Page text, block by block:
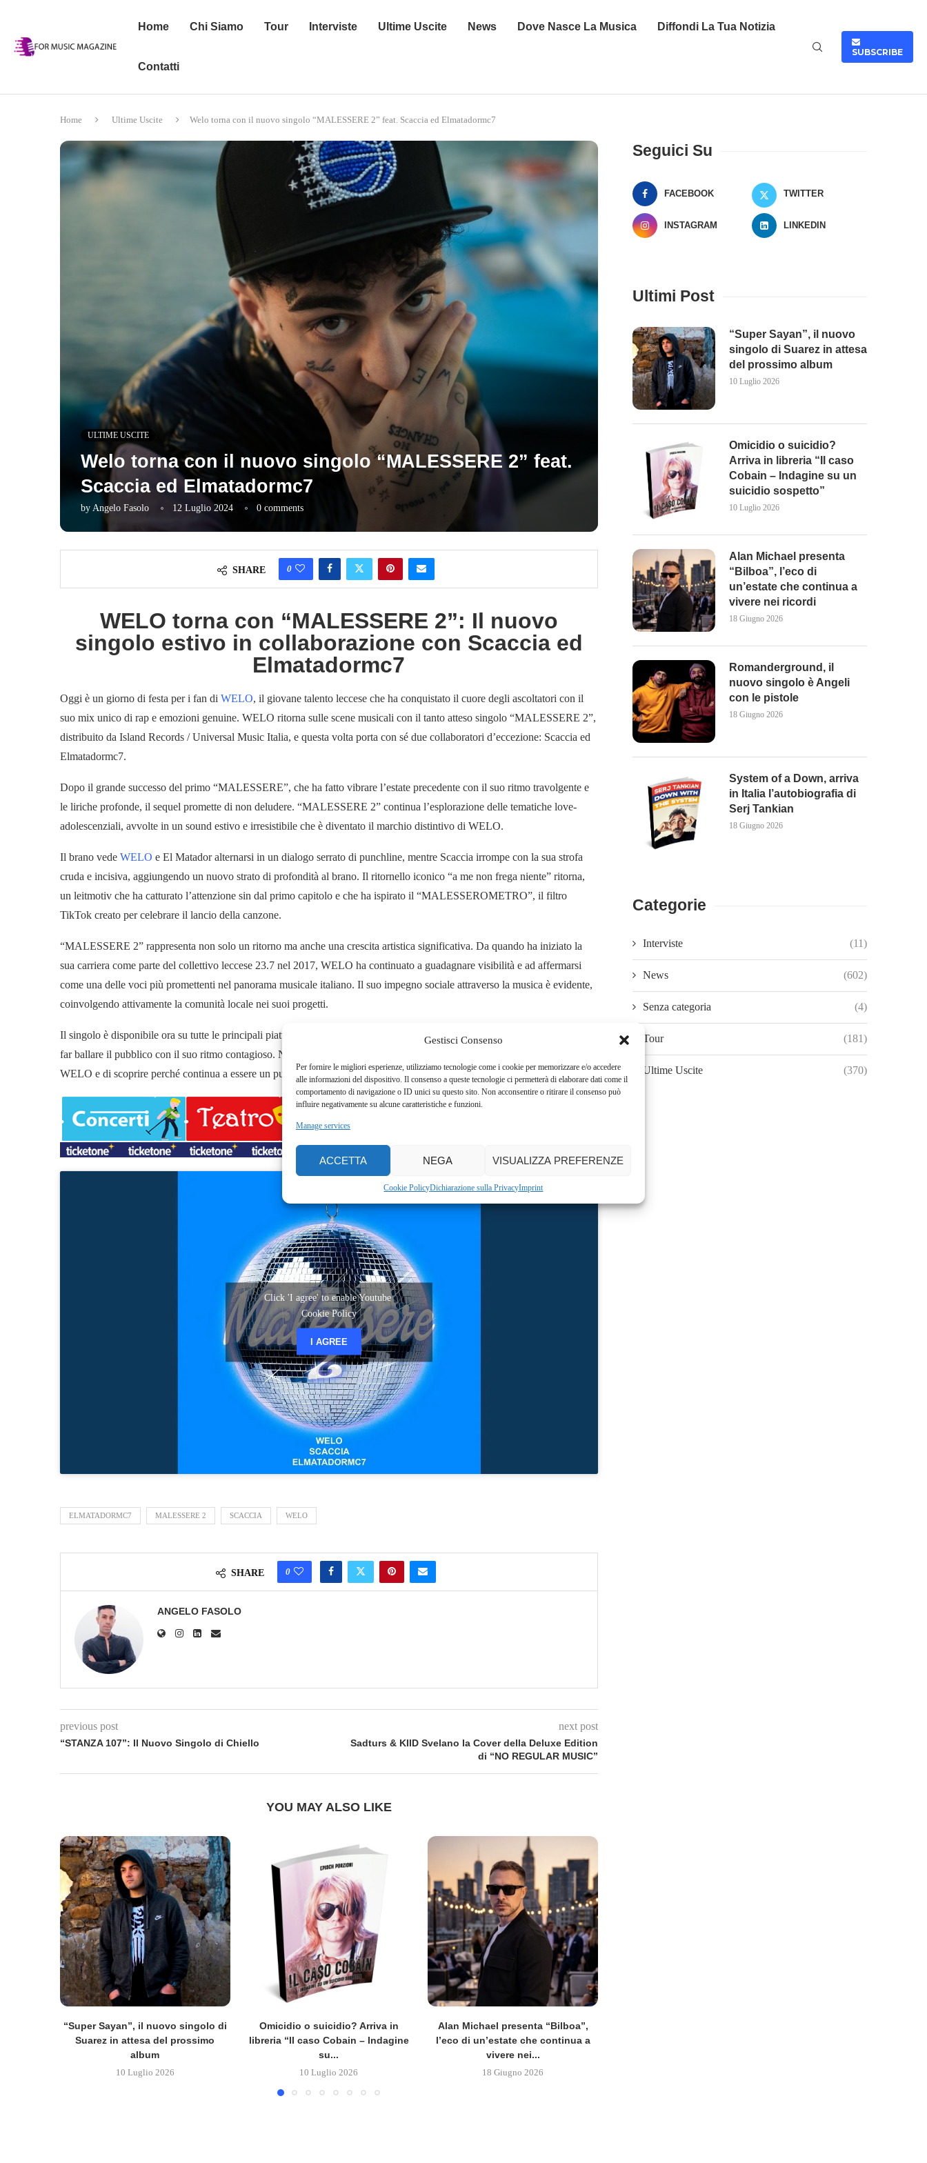
Gestisci Consenso
Per fornire le migliori esperienze, utilizziamo tecnologie come i cookie per memorizzare e/o accedere
alle informazioni del dispositivo. Il consenso a queste tecnologie ci permetterà di elaborare dati come il
comportamento di navigazione o ID unici su questo sito. Non acconsentire o ritirare il consenso può
influire negativamente su alcune caratteristiche e funzioni.
Manage services
ACCETTA NEGA VISUALIZZA PREFERENZE
Cookie PolicyDichiarazione sulla PrivacyImprint
Home Chi Siamo Tour Interviste Ultime Uscite News Dove Nasce La Musica Diffondi La Tua Notizia
Contatti
SUBSCRIBE
Home Ultime Uscite Welo torna con il nuovo singolo “MALESSERE 2” feat. Scaccia ed Elmatadormc7
ULTIME USCITE
Welo torna con il nuovo singolo “MALESSERE 2” feat.
Scaccia ed Elmatadormc7
by Angelo Fasolo 12 Luglio 2024 0 comments
SHARE 0
WELO torna con “MALESSERE 2”: Il nuovo
singolo estivo in collaborazione con Scaccia ed
Elmatadormc7
Oggi è un giorno di festa per i fan di WELO, il giovane talento leccese che ha conquistato il cuore degli ascoltatori con il
suo mix unico di rap e emozioni genuine. WELO ritorna sulle scene musicali con il tanto atteso singolo “MALESSERE 2”,
distribuito da Island Records / Universal Music Italia, e questa volta porta con sé due collaboratori d’eccezione: Scaccia ed
Elmatadormc7.
Dopo il grande successo del primo “MALESSERE”, che ha fatto vibrare l’estate precedente con il suo ritmo travolgente e
le liriche profonde, il sequel promette di non deludere. “MALESSERE 2” continua l’esplorazione delle tematiche love-
adolescenziali, avvolte in un sound estivo e irresistibile che è diventato il marchio distintivo di WELO.
Il brano vede WELO e El Matador alternarsi in un dialogo serrato di punchline, mentre Scaccia irrompe con la sua strofa
cruda e incisiva, aggiungendo un nuovo strato di profondità al brano. Il ritornello iconico “a me non frega niente” ritorna,
un leitmotiv che ha catturato l’attenzione sin dal primo capitolo e che ha ispirato il “MALESSEROMETRO”, il filtro
TikTok creato per celebrare il lancio della canzone.
“MALESSERE 2” rappresenta non solo un ritorno ma anche una crescita artistica significativa. Da quando ha iniziato la
sua carriera come parte del collettivo leccese 23.7 nel 2017, WELO ha continuato a guadagnare visibilità e ad affermarsi
come una delle voci più promettenti nel panorama musicale italiano. Il suo impegno sociale attraverso la musica è evidente,
coinvolgendo attivamente la comunità locale nei suoi progetti.
Il singolo è disponibile ora su tutte le principali piattaforme di streaming musicale, pronto a conquistare le playlist estive e a
far ballare il pubblico con il suo ritmo contagioso. Non perdete l’opportunità di immergervi nell’universo musicale di
WELO e di scoprire perché continua a essere un punto di riferimento per il rap italiano contemporaneo.
Click 'I agree' to enable Youtube
Cookie Policy
I AGREE
ELMATADORMC7 MALESSERE 2 SCACCIA WELO
SHARE 0
ANGELO FASOLO
previous post
“STANZA 107”: Il Nuovo Singolo di Chiello
next post
Sadturs & KIID Svelano la Cover della Deluxe Edition
di “NO REGULAR MUSIC”
YOU MAY ALSO LIKE
“Super Sayan”, il nuovo singolo di
Suarez in attesa del prossimo
album
10 Luglio 2026
Omicidio o suicidio? Arriva in
libreria “Il caso Cobain – Indagine
su...
10 Luglio 2026
Alan Michael presenta “Bilboa”,
l’eco di un’estate che continua a
vivere nei...
18 Giugno 2026
Seguici Su
FACEBOOK TWITTER
INSTAGRAM LINKEDIN
Ultimi Post
“Super Sayan”, il nuovo
singolo di Suarez in attesa
del prossimo album
10 Luglio 2026
Omicidio o suicidio?
Arriva in libreria “Il caso
Cobain – Indagine su un
suicidio sospetto”
10 Luglio 2026
Alan Michael presenta
“Bilboa”, l’eco di
un’estate che continua a
vivere nei ricordi
18 Giugno 2026
Romanderground, il
nuovo singolo è Angeli
con le pistole
18 Giugno 2026
System of a Down, arriva
in Italia l’autobiografia di
Serj Tankian
18 Giugno 2026
Categorie
Interviste (11)
News (602)
Senza categoria (4)
Tour (181)
Ultime Uscite (370)